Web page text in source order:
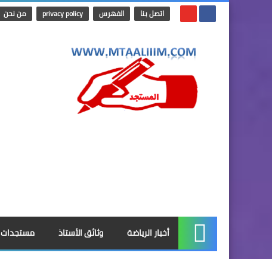
اتصل بنا الفهرس privacy policy من نحن
الرئيسية
أخبار الرياضة وثائق الأستاذ مستجدات